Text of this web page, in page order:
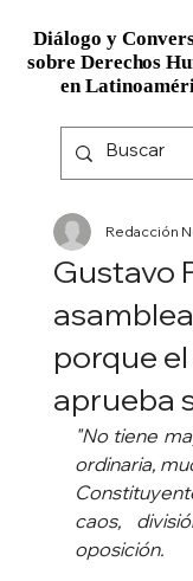
Diálogo y
sobre Derechos
en
Diálogo y
sobre Derechos
en
Gustavo
porque
aprueba
Redacción
"No tiene
ordinaria,
caos,
oposición.